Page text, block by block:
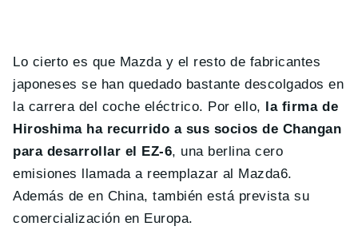
Lo cierto es que Mazda y el resto de fabricantes
japoneses se han quedado bastante descolgados en
la carrera del coche eléctrico. Por ello,
la firma de
Hiroshima ha recurrido a sus socios de Changan
para desarrollar el EZ-6, una berlina cero
emisiones llamada a reemplazar al Mazda6.
Además de en China, también está prevista su
comercialización en Europa.